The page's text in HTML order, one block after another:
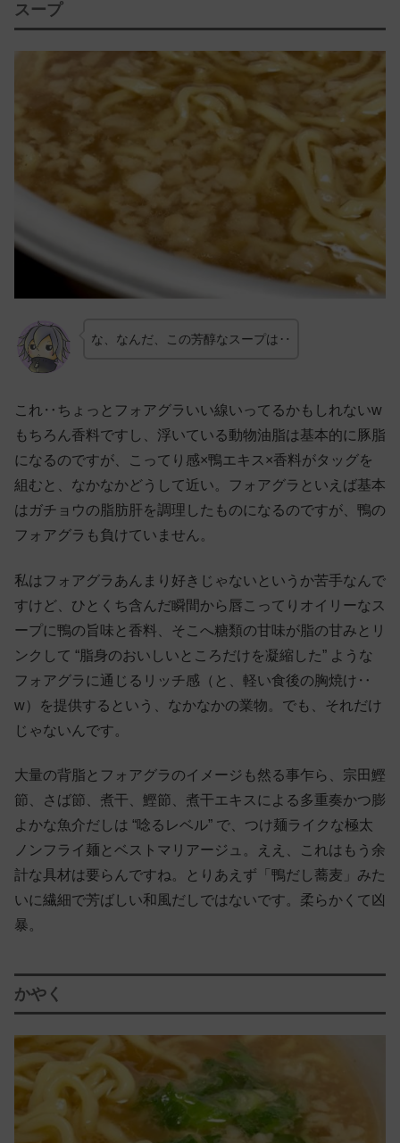
スープ
な、なんだ、この芳醇なスープは‥
これ‥ちょっとフォアグラいい線いってるかもしれないw
もちろん香料ですし、浮いている動物油脂は基本的に豚脂
になるのですが、こってり感×鴨エキス×香料がタッグを
組むと、なかなかどうして近い。フォアグラといえば基本
はガチョウの脂肪肝を調理したものになるのですが、鴨の
フォアグラも負けていません。
私はフォアグラあんまり好きじゃないというか苦手なんで
すけど、ひとくち含んだ瞬間から唇こってりオイリーなス
ープに鴨の旨味と香料、そこへ糖類の甘味が脂の甘みとリ
ンクして “脂身のおいしいところだけを凝縮した” ような
フォアグラに通じるリッチ感（と、軽い食後の胸焼け‥
w）を提供するという、なかなかの業物。でも、それだけ
じゃないんです。
大量の背脂とフォアグラのイメージも然る事乍ら、宗田鰹
節、さば節、煮干、鰹節、煮干エキスによる多重奏かつ膨
よかな魚介だしは “唸るレベル” で、つけ麺ライクな極太
ノンフライ麺とベストマリアージュ。ええ、これはもう余
計な具材は要らんですね。とりあえず「鴨だし蕎麦」みた
いに繊細で芳ばしい和風だしではないです。柔らかくて凶
暴。
かやく